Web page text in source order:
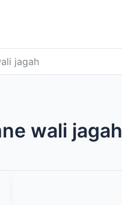
jagah
wali jagah